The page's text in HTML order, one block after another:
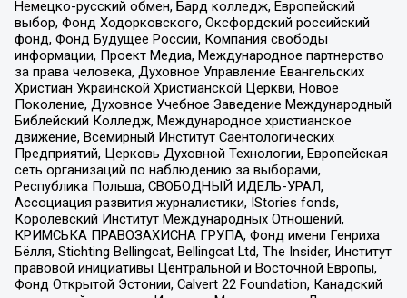
Немецко-русский обмен, Бард колледж, Европейский
выбор, Фонд Ходорковского, Оксфордский российский
фонд, Фонд Будущее России, Компания свободы
информации, Проект Медиа, Международное партнерство
за права человека, Духовное Управление Евангельских
Христиан Украинской Христианской Церкви, Новое
Поколение, Духовное Учебное Заведение Международный
Библейский Колледж, Международное христианское
движение, Всемирный Институт Саентологических
Предприятий, Церковь Духовной Технологии, Европейская
сеть организаций по наблюдению за выборами,
Республика Польша, СВОБОДНЫЙ ИДЕЛЬ-УРАЛ,
Ассоциация развития журналистики, IStories fonds,
Королевский Институт Международных Отношений,
КРИМСЬКА ПРАВОЗАХИСНА ГРУПА, Фонд имени Генриха
Бёлля, Stichting Bellingcat, Bellingcat Ltd, The Insider, Институт
правовой инициативы Центральной и Восточной Европы,
Фонд Открытой Эстонии, Calvert 22 Foundation, Канадский